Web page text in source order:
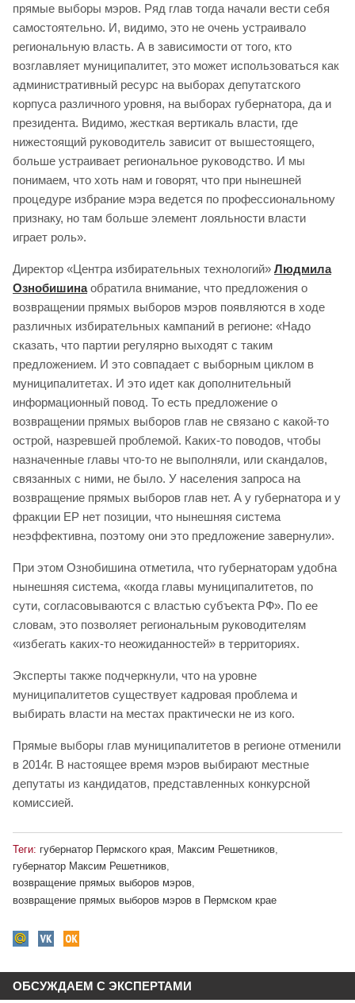
прямые выборы мэров. Ряд глав тогда начали вести себя
самостоятельно. И, видимо, это не очень устраивало
региональную власть. А в зависимости от того, кто
возглавляет муниципалитет, это может использоваться как
административный ресурс на выборах депутатского
корпуса различного уровня, на выборах губернатора, да и
президента. Видимо, жесткая вертикаль власти, где
нижестоящий руководитель зависит от вышестоящего,
больше устраивает региональное руководство. И мы
понимаем, что хоть нам и говорят, что при нынешней
процедуре избрание мэра ведется по профессиональному
признаку, но там больше элемент лояльности власти
играет роль».
Директор «Центра избирательных технологий» Людмила
Ознобишинаобратила внимание, что предложения о
возвращении прямых выборов мэров появляются в ходе
различных избирательных кампаний в регионе: «Надо
сказать, что партии регулярно выходят с таким
предложением. И это совпадает с выборным циклом в
муниципалитетах. И это идет как дополнительный
информационный повод. То есть предложение о
возвращении прямых выборов глав не связано с какой-то
острой, назревшей проблемой. Каких-то поводов, чтобы
назначенные главы что-то не выполняли, или скандалов,
связанных с ними, не было. У населения запроса на
возвращение прямых выборов глав нет. А у губернатора и у
фракции ЕР нет позиции, что нынешняя система
неэффективна, поэтому они это предложение завернули».
При этом Ознобишина отметила, что губернаторам удобна
нынешняя система, «когда главы муниципалитетов, по
сути, согласовываются с властью субъекта РФ». По ее
словам, это позволяет региональным руководителям
«избегать каких-то неожиданностей» в территориях.
Эксперты также подчеркнули, что на уровне
муниципалитетов существует кадровая проблема и
выбирать власти на местах практически не из кого.
Прямые выборы глав муниципалитетов в регионе отменили
в 2014г. В настоящее время мэров выбирают местные
депутаты из кандидатов, представленных конкурсной
комиссией.
Теги: губернатор Пермского края, Максим Решетников,
губернатор Максим Решетников,
возвращение прямых выборов мэров,
возвращение прямых выборов мэров в Пермском крае
ОБСУЖДАЕМ С ЭКСПЕРТАМИ